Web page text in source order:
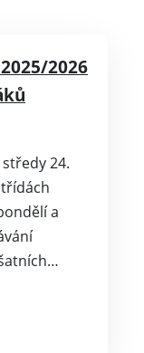
2026
24.
a